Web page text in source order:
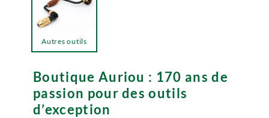
Boutique Auriou : 170 ans de
passion pour des outils
d’exception
Autres outils